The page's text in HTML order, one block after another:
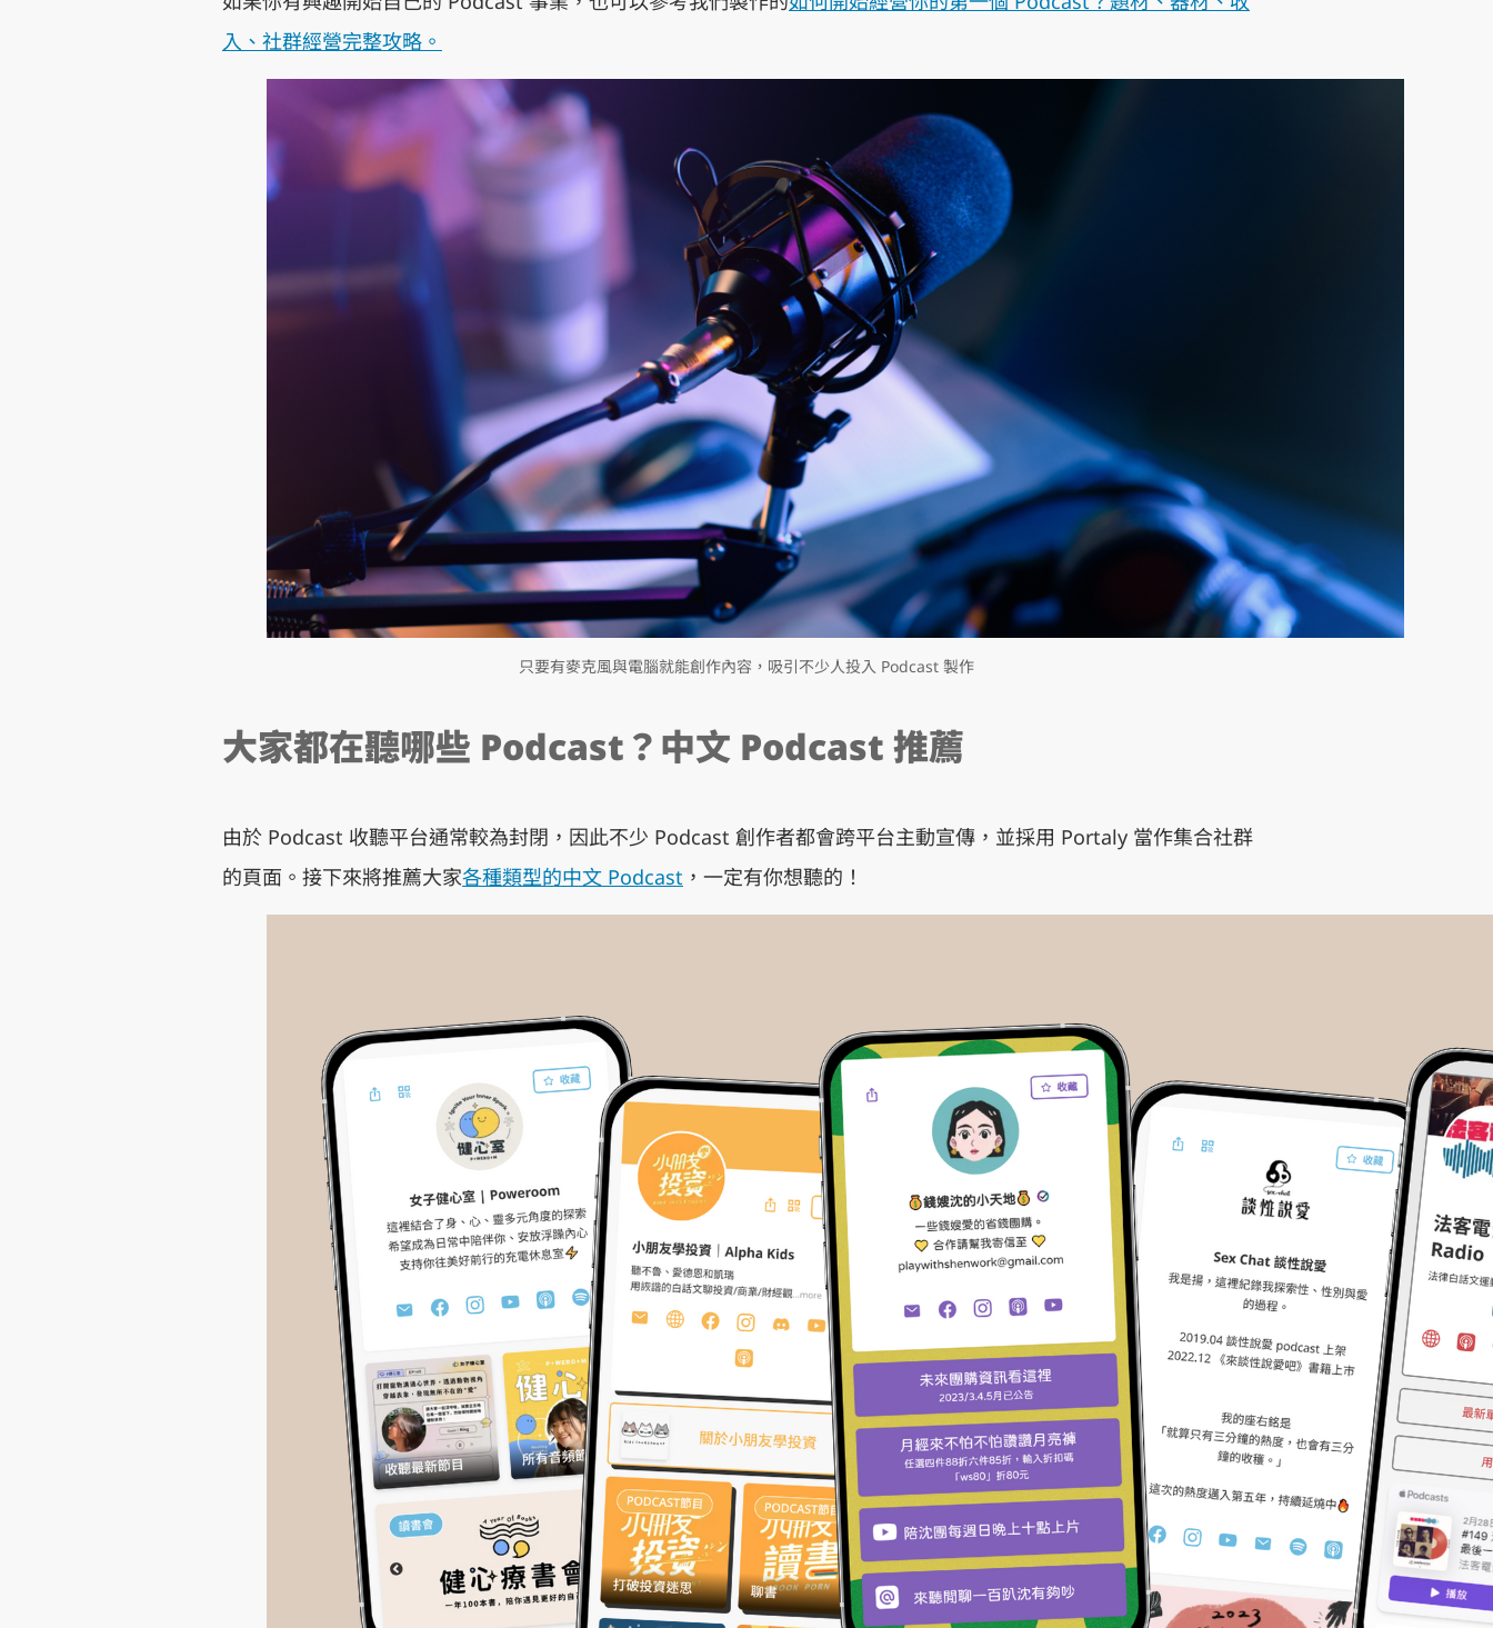
入、社群經營完整攻略。
只要有麥克風與電腦就能創作內容，吸引不少人投入 Podcast 製作
大家都在聽哪些 Podcast？中文 Podcast 推薦
由於 Podcast 收聽平台通常較為封閉，因此不少 Podcast 創作者都會跨平台主動宣傳，並採用 Portaly 當作集合社群
的頁面。接下來將推薦大家各種類型的中文 Podcast ，一定有你想聽的！